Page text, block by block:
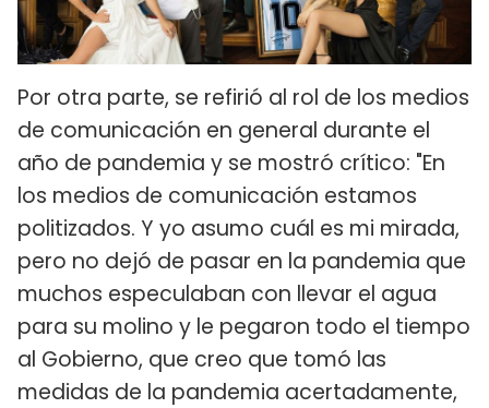
Por otra parte, se refirió al rol de los medios
de comunicación en general durante el
año de pandemia y se mostró crítico: "En
los medios de comunicación estamos
politizados. Y yo asumo cuál es mi mirada,
pero no dejó de pasar en la pandemia que
muchos especulaban con llevar el agua
para su molino y le pegaron todo el tiempo
al Gobierno, que creo que tomó las
medidas de la pandemia acertadamente,